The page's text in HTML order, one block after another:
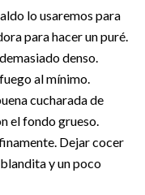
lo usaremos para
para hacer un puré.
denso.
al mínimo.
cucharada de
el fondo grueso.
Dejar cocer
y un poco